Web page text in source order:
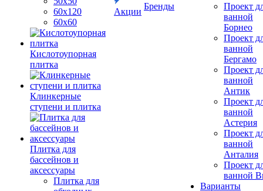
60х120
60х60
Кислотоупорная
плитка
Клинкерные
ступени и плитка
Плитка для
бассейнов и
аксессуары
Плитка для
Акции
Бренды
Проект
ванной
Борнео
Проект
ванной
Бергамо
Проект
ванной
Антик
Проект
ванной
Астерия
Проект
ванной
Анталия
Проект
ванной
Варианты